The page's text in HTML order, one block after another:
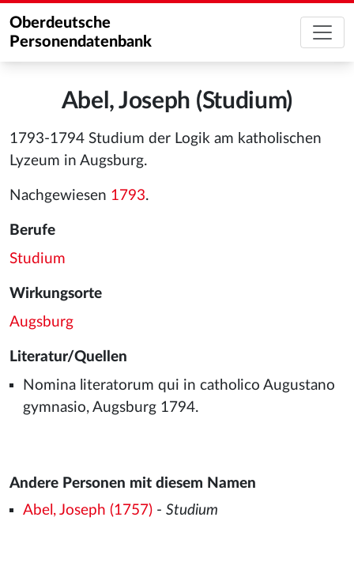
Oberdeutsche
Personendatenbank
Abel, Joseph (Studium)
1793-1794 Studium der Logik am katholischen
Lyzeum in Augsburg.
Nachgewiesen 1793.
Berufe
Studium
Wirkungsorte
Augsburg
Literatur/Quellen
Nomina literatorum qui in catholico Augustano
gymnasio, Augsburg 1794.
Andere Personen mit diesem Namen
Abel, Joseph (1757)- Studium